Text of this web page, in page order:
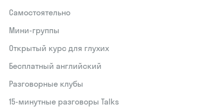
Самостоятельно
Мини-группы
Открытый курс для глухих
Бесплатный английский
Разговорные клубы
15‑минутные разговоры Talks